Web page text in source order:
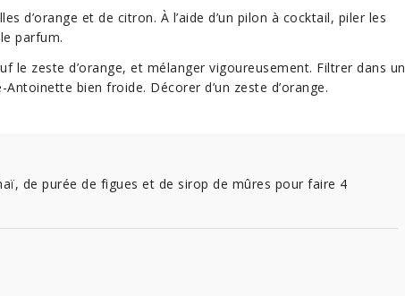
d’orange et de citron. À l’aide d’un pilon à cocktail, piler les
parfum.
le zeste d’orange, et mélanger vigoureusement. Filtrer dans un
bien froide. Décorer d’un zeste d’orange.
de purée de figues et de sirop de mûres pour faire 4